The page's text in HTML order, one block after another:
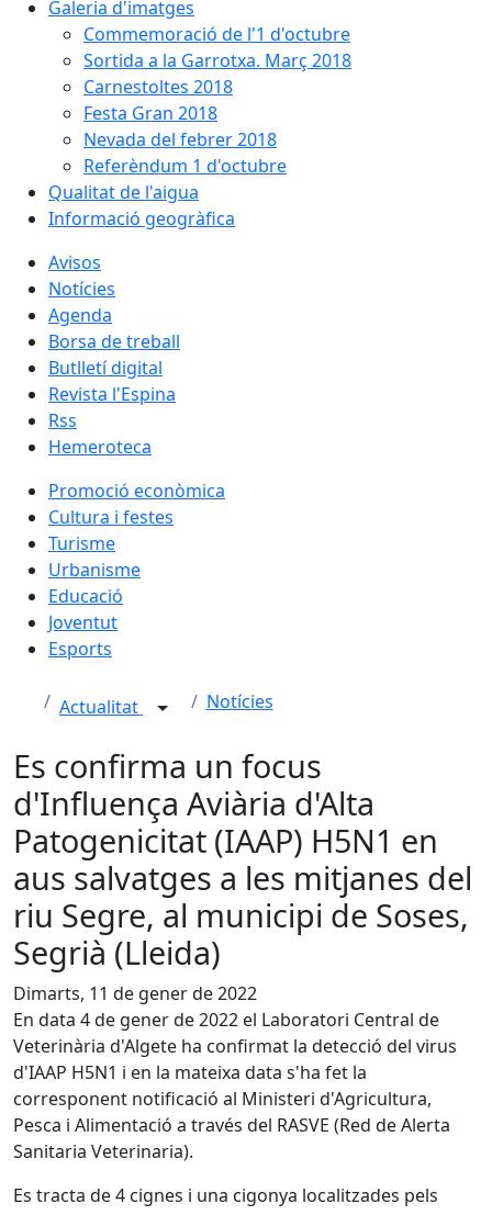
Galeria d'imatges
Commemoració de l'1 d'octubre
Sortida a la Garrotxa. Març 2018
Carnestoltes 2018
Festa Gran 2018
Nevada del febrer 2018
Referèndum 1 d'octubre
Qualitat de l'aigua
Informació geogràfica
Avisos
Notícies
Agenda
Borsa de treball
Butlletí digital
Revista l'Espina
Rss
Hemeroteca
Promoció econòmica
Cultura i festes
Turisme
Urbanisme
Educació
Joventut
Esports
Actualitat Notícies
Es confirma un focus
d'Influença Aviària d'Alta
Patogenicitat (IAAP) H5N1 en
aus salvatges a les mitjanes del
riu Segre, al municipi de Soses,
Segrià (Lleida)
Dimarts, 11 de gener de 2022
En data 4 de gener de 2022 el Laboratori Central de
Veterinària d'Algete ha confirmat la detecció del virus
d'IAAP H5N1 i en la mateixa data s'ha fet la
corresponent notificació al Ministeri d'Agricultura,
Pesca i Alimentació a través del RASVE (Red de Alerta
Sanitaria Veterinaria).
Es tracta de 4 cignes i una cigonya localitzades pels